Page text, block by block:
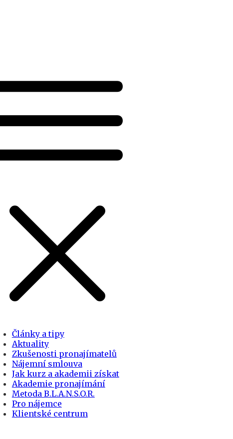
Články a tipy
Aktuality
Zkušenosti pronajímatelů
Nájemní smlouva
Jak kurz a akademii získat
Akademie pronajímání
Metoda B.L.A.N.S.O.R.
Pro nájemce
Klientské centrum